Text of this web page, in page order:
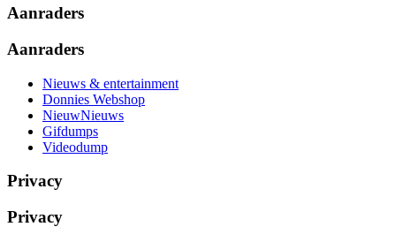
Aanraders
Aanraders
Nieuws & entertainment
Donnies Webshop
NieuwNieuws
Gifdumps
Videodump
Privacy
Privacy